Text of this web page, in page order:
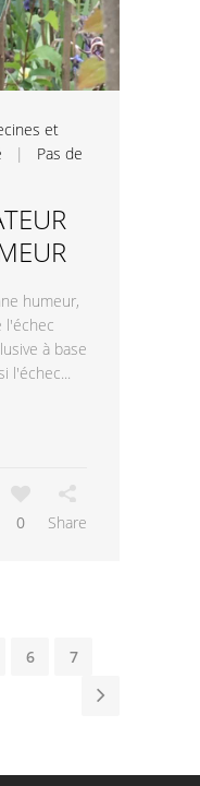
et
| Pas de
humeur,
l'échec
à base
l'échec...
0 Share
6
7